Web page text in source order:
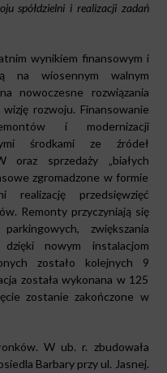
spółdzielni i realizacji zadań
wynikiem finansowym i
na wiosennym walnym
nowoczesne rozwiązania
rozwoju. Finansowanie
i modernizacji
środkami ze źródeł
oraz sprzedaży „białych
zgromadzone w formie
realizację przedsięwzięć
Remonty przyczyniają się
zwiększania
nowym instalacjom
zostało kolejnych 9
została wykonana w 125
zostanie zakończone w
W ub. r. zbudowała
Barbary przy ul. Jasnej.